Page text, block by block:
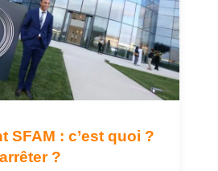
SFAM : c’est quoi ?
?